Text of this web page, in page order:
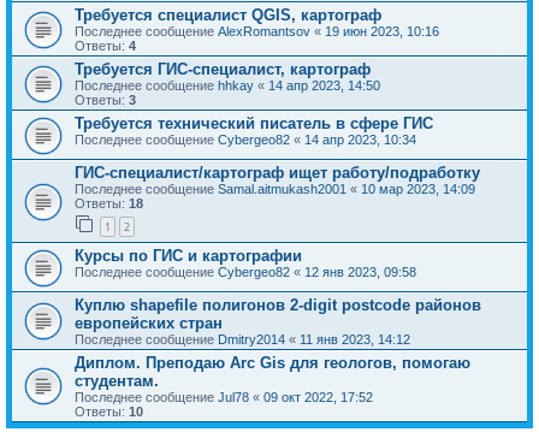
Требуется специалист QGIS, картограф
Последнее сообщение AlexRomantsov « 19 июн 2023, 10:16
Ответы: 4
Требуется ГИС-специалист, картограф
Последнее сообщение hhkay « 14 апр 2023, 14:50
Ответы: 3
Требуется технический писатель в сфере ГИС
Последнее сообщение Cybergeo82 « 14 апр 2023, 10:34
ГИС-специалист/картограф ищет работу/подработку
Последнее сообщение Samal.aitmukash2001 « 10 мар 2023, 14:09
Ответы: 18
1 2
Курсы по ГИС и картографии
Последнее сообщение Cybergeo82 « 12 янв 2023, 09:58
Куплю shapefile полигонов 2-digit postcode районов
европейских стран
Последнее сообщение Dmitry2014 « 11 янв 2023, 14:12
Диплом. Преподаю Arc Gis для геологов, помогаю
студентам.
Последнее сообщение Jul78 « 09 окт 2022, 17:52
Ответы: 10